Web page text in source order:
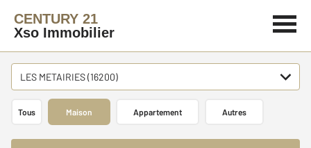
CENTURY 21
Xso Immobilier
LES METAIRIES (16200)
Tous Maison Appartement Autres